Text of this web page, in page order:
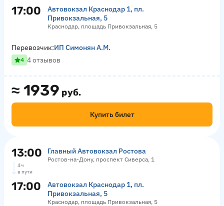
17:00
Автовокзал Краснодар 1, пл.
Привокзальная, 5
Краснодар, площадь Привокзальная, 5
≈ 1939 руб.
Купить билет
Перевозчик:ИП Симонян А.М.
4 4 отзывов
13:00 Главный Автовокзал Ростова
Ростов-на-Дону, проспект Сиверса, 1
4 ч
в пути
17:00
Автовокзал Краснодар 1, пл.
Привокзальная, 5
Краснодар, площадь Привокзальная, 5